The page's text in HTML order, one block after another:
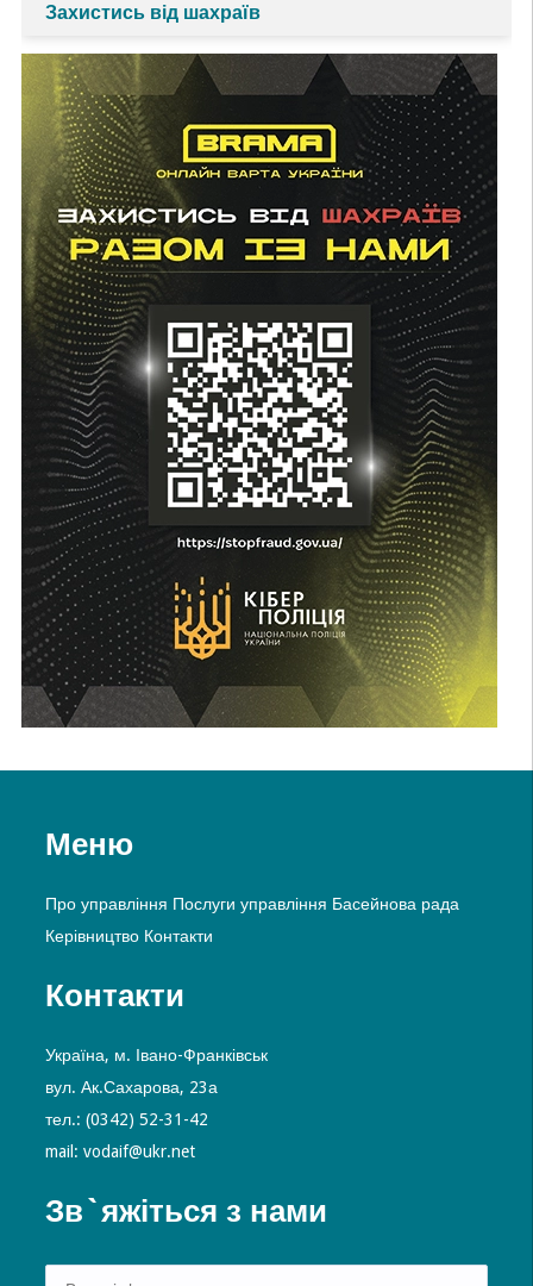
Захистись від шахраїв
Меню
Про управління Послуги управління Басейнова рада
Керівництво Контакти
Контакти
Україна, м. Івано-Франківськ
вул. Ак.Сахарова, 23а
тел.: (0342) 52-31-42
mail: vodaif@ukr.net
Зв`яжіться з нами